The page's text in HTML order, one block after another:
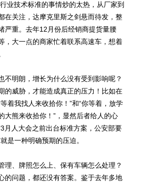
技术标准的事情炒的太热，从厂家到
在关注，达摩克里斯之剑悬而待发，整
严重。去年12月份后经销商提货量腰
，大一点的商家忙着联系高速车，想着
明朗，增长为什么没有受到影响呢？
的威胁，才能造成真正的压力！比如在
着我找人来收拾你！”和“你等着，放学
大熊来收拾你！”，显然后者给人的心
月人大会之前出台标准方案，公安部要
是一种明确预期的压迫。
、牌照怎么上、保有车辆怎么处理？
的问题，都还没有答案。鉴于去年多地